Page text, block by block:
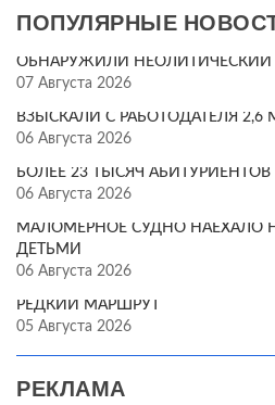
ПОПУЛЯРНЫЕ
ОБНАРУЖИЛИ
07 Августа 2026
ВЗЫСКАЛИ С РАБОТОДАТЕЛЯ 2,6
06 Августа 2026
БОЛЕЕ 23 ТЫСЯЧ АБИТУРИЕНТОВ
06 Августа 2026
МАЛОМЕРНОЕ СУДНО НАЕХАЛО
ДЕТЬМИ
06 Августа 2026
РЕДКИЙ МАРШРУТ
05 Августа 2026
РЕКЛАМА